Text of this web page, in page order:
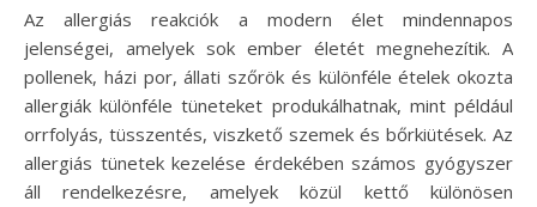
Az allergiás reakciók a modern élet mindennapos
jelenségei, amelyek sok ember életét megnehezítik. A
pollenek, házi por, állati szőrök és különféle ételek okozta
allergiák különféle tüneteket produkálhatnak, mint például
orrfolyás, tüsszentés, viszkető szemek és bőrkiütések. Az
allergiás tünetek kezelése érdekében számos gyógyszer
áll rendelkezésre, amelyek közül kettő különösen